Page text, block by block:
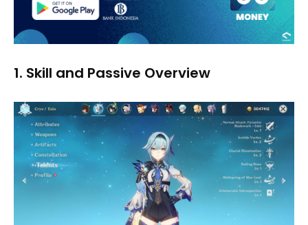
1. Skill and Passive Overview